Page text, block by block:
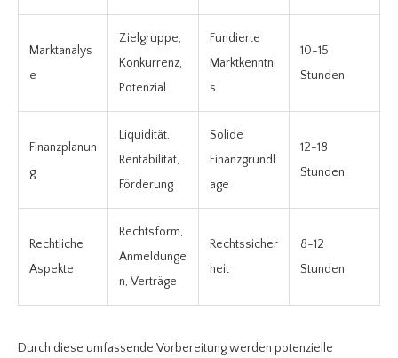
Marktanalys
e
Zielgruppe,
Konkurrenz,
Potenzial
Fundierte
Marktkenntni
s
10-15
Stunden
Finanzplanun
g
Liquidität,
Rentabilität,
Förderung
Solide
Finanzgrundl
age
12-18
Stunden
Rechtliche
Aspekte
Rechtsform,
Anmeldunge
n, Verträge
Rechtssicher
heit
8-12
Stunden
Durch diese umfassende Vorbereitung werden potenzielle